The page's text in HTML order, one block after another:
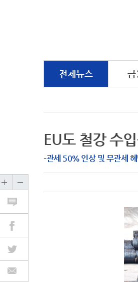
전체뉴스 금
EU도 철강 수
-관세 50％ 인상 및 무관세